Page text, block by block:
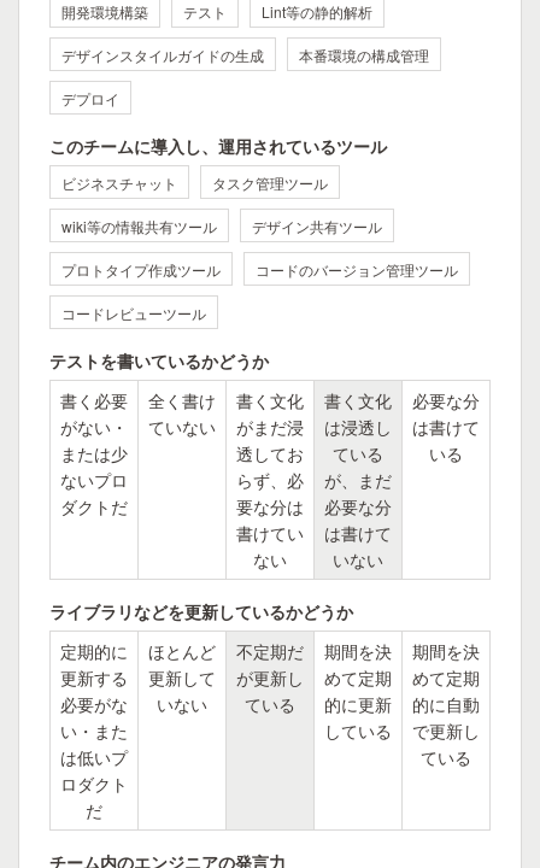
開発環境構築 テスト Lint等の静的解析
デザインスタイルガイドの生成 本番環境の構成管理
デプロイ
このチームに導入し、運用されているツール
ビジネスチャット タスク管理ツール
wiki等の情報共有ツール デザイン共有ツール
プロトタイプ作成ツール コードのバージョン管理ツール
コードレビューツール
テストを書いているかどうか
書く必要
がない・
または少
ないプロ
ダクトだ
全く書け
ていない
書く文化
がまだ浸
透してお
らず、必
要な分は
書けてい
ない
書く文化
は浸透し
ている
が、まだ
必要な分
は書けて
いない
必要な分
は書けて
いる
ライブラリなどを更新しているかどうか
定期的に
更新する
必要がな
い・また
は低いプ
ロダクト
だ
ほとんど
更新して
いない
不定期だ
が更新し
ている
期間を決
めて定期
的に更新
している
期間を決
めて定期
的に自動
で更新し
ている
チーム内のエンジニアの発言力